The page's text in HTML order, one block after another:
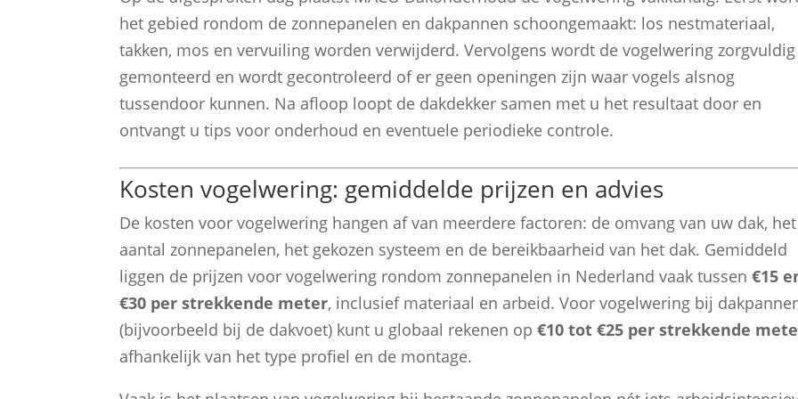
het gebied rondom de zonnepanelen en dakpannen schoongemaakt: los nestmateriaal,
takken, mos en vervuiling worden verwijderd. Vervolgens wordt de vogelwering zorgvuldig
gemonteerd en wordt gecontroleerd of er geen openingen zijn waar vogels alsnog
tussendoor kunnen. Na afloop loopt de dakdekker samen met u het resultaat door en
ontvangt u tips voor onderhoud en eventuele periodieke controle.
Kosten vogelwering: gemiddelde prijzen en advies
De kosten voor vogelwering hangen af van meerdere factoren: de omvang van uw dak, het
aantal zonnepanelen, het gekozen systeem en de bereikbaarheid van het dak. Gemiddeld
liggen de prijzen voor vogelwering rondom zonnepanelen in Nederland vaak tussen€15
€30 per strekkende meter, inclusief materiaal en arbeid. Voor vogelwering bij
(bijvoorbeeld bij de dakvoet) kunt u globaal rekenen op€10 tot €25 per strekkende
afhankelijk van het type profiel en de montage.